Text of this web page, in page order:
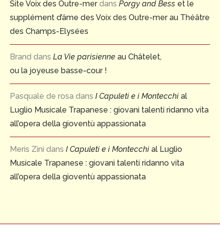
Site Voix des Outre-merdans Porgy and Bess et le
supplément d’âme des Voix des Outre-mer au Théâtre
des Champs-Elysées
Brand dans La Vie parisienne au Châtelet,
ou la joyeuse basse-cour !
Pasquale de rosa dans I Capuleti e i Montecchi al
Luglio Musicale Trapanese : giovani talenti ridanno vita
all’opera della gioventù appassionata
Meris Zini dans I Capuleti e i Montecchi al Luglio
Musicale Trapanese : giovani talenti ridanno vita
all’opera della gioventù appassionata